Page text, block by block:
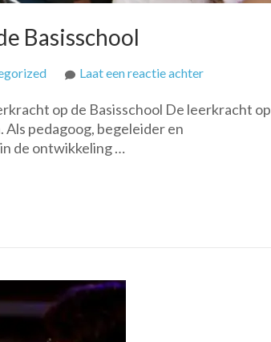
Basisschool
Laat een reactie achterop
Essentiële
op de Basisschool De leerkracht op
Als pedagoog, begeleider en
de ontwikkeling …